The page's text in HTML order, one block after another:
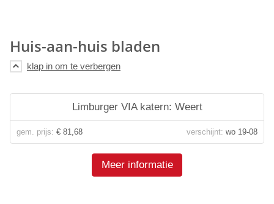
Huis-aan-huis bladen
Limburger VIA katern: Weert
gem. prijs: € 81,68 verschijnt: wo 19-08
Meer informatie